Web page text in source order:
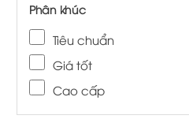
Phân khúc
Tiêu chuẩn
Giá tốt
Cao cấp